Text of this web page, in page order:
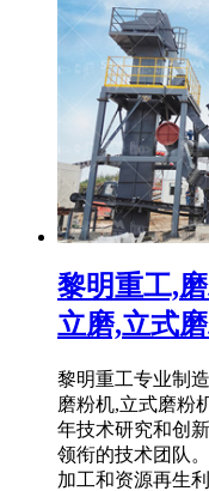
黎明重工,
立磨,立式
黎明重工专业制
磨粉机,立式磨粉
年技术研究和创
领衔的技术团队
加工和资源再生